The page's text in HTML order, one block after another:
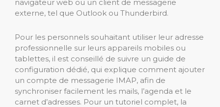
navigateur web ou un client de messagerie
externe, tel que Outlook ou Thunderbird.
Pour les personnels souhaitant utiliser leur adresse
professionnelle sur leurs appareils mobiles ou
tablettes, il est conseillé de suivre un guide de
configuration dédié, qui explique comment ajouter
un compte de messagerie IMAP, afin de
synchroniser facilement les mails, l’agenda et le
carnet d’adresses. Pour un tutoriel complet, la